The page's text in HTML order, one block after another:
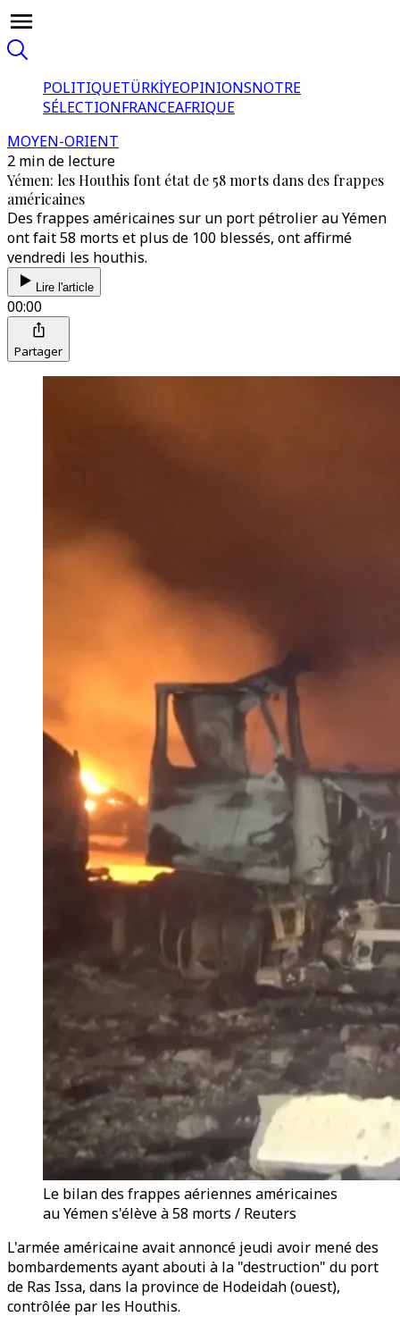
POLITIQUETÜRKİYEOPINIONSNOTRE
SÉLECTIONFRANCEAFRIQUE
MOYEN-ORIENT
2 min de lecture
Yémen: les Houthis font état de 58 morts dans des frappes
américaines
Des frappes américaines sur un port pétrolier au Yémen
ont fait 58 morts et plus de 100 blessés, ont affirmé
vendredi les houthis.
Lire l'article
00:00
Partager
Le bilan des frappes aériennes américaines
au Yémen s'élève à 58 morts / Reuters
L'armée américaine avait annoncé jeudi avoir mené des
bombardements ayant abouti à la "destruction" du port
de Ras Issa, dans la province de Hodeidah (ouest),
contrôlée par les Houthis.